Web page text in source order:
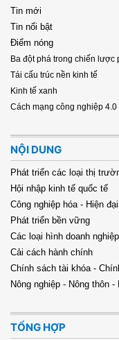
Tin mới
Tin nổi bật
Điểm nóng
Ba đột phá trong chiến lược
Tái cấu trúc nền kinh tế
Kinh tế xanh
Cách mạng công nghiệp 4.0
NỘI DUNG
Phát triển các loại thị
Hội nhập kinh tế quốc tế
Công nghiệp hóa - Hiện
Phát triển bền vững
Các loại hình doanh nghiệp
Cải cách hành chính
Chính sách tài khóa -
Nông nghiệp - Nông thôn -
TỔNG HỢP